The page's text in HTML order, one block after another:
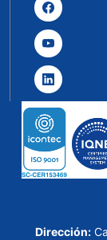
Dirección: